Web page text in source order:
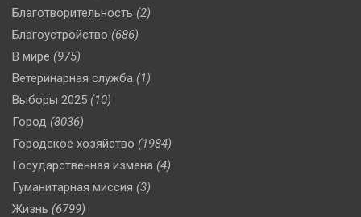
Благотворительность (2)
Благоустройство (686)
В мире (975)
Ветеринарная служба (1)
Выборы 2025 (10)
Город (8036)
Городское хозяйство (1984)
Государственная измена (4)
Гуманитарная миссия (3)
Жизнь (6799)